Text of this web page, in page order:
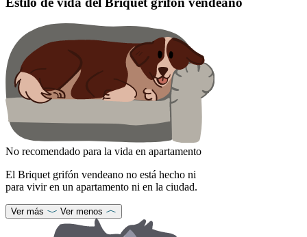
No recomendado para la vida en apartamento
El Briquet grifón vendeano no está hecho ni
para vivir en un apartamento ni en la ciudad.
Ver más Ver menos